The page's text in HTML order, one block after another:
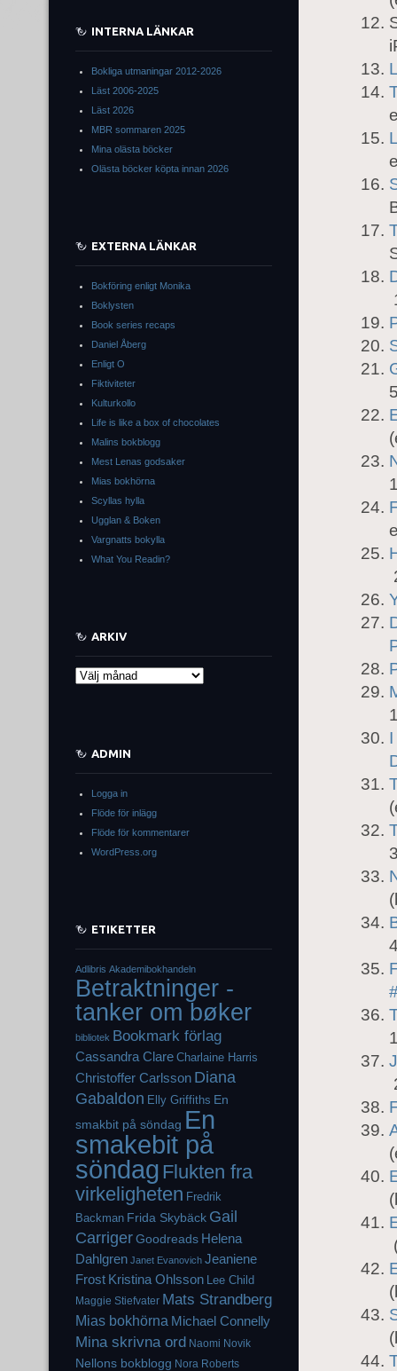
INTERNA LÄNKAR
Bokliga utmaningar 2012-2026
Läst 2006-2025
Läst 2026
MBR sommaren 2025
Mina olästa böcker
Olästa böcker köpta innan 2026
EXTERNA LÄNKAR
Bokföring enligt Monika
Boklysten
Book series recaps
Daniel Åberg
Enligt O
Fiktiviteter
Kulturkollo
Life is like a box of chocolates
Malins bokblogg
Mest Lenas godsaker
Mias bokhörna
Scyllas hylla
Ugglan & Boken
Vargnatts bokylla
What You Readin?
ARKIV
Arkiv
ADMIN
Logga in
Flöde för inlägg
Flöde för kommentarer
WordPress.org
ETIKETTER
Adlibris Akademibokhandeln
Betraktninger -
tanker om bøker
bibliotek Bookmark förlag
Cassandra Clare Charlaine Harris
Christoffer Carlsson Diana
Gabaldon Elly Griffiths En
smakbit på söndag En
smakebit på
söndag Flukten fra
virkeligheten Fredrik
Backman Frida Skybäck Gail
CarrigerGoodreads Helena
Dahlgren Janet Evanovich Jeaniene
Frost Kristina Ohlsson Lee Child
Maggie Stiefvater Mats Strandberg
Mias bokhörna Michael Connelly
Mina skrivna ord Naomi Novik
Nellons bokblogg Nora Roberts